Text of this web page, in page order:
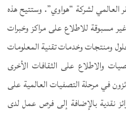
العالمي لشركة “هواوي”. وستتيح هذه
مسبوقة للاطلاع على مراكز وخبرات
ومنتجات وخدمات تقنية المعلومات
والاطلاع على الثقافات الأخرى
في مرحلة التصفيات العالمية على
نقدية بالإضافة إلى فرص عمل لدى